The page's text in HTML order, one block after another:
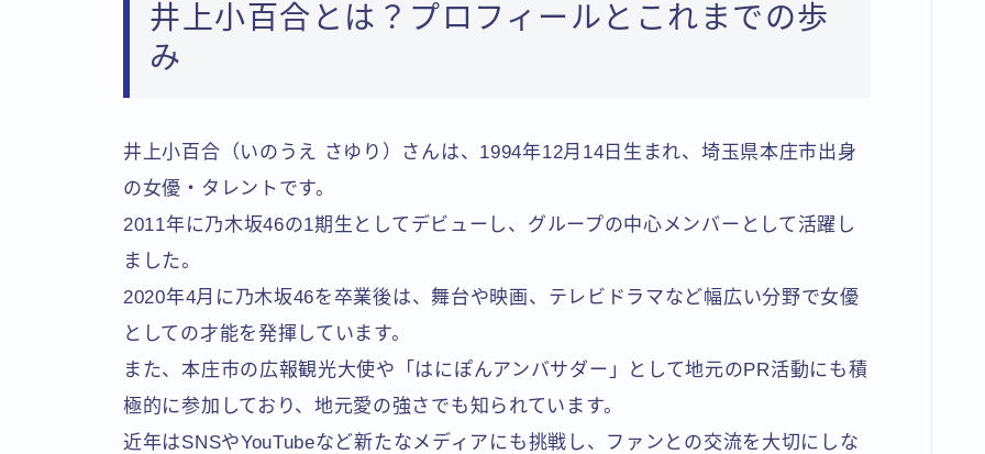
井上小百合とは？プロフィールとこれまでの歩
み
井上小百合（いのうえ さゆり）さんは、1994年12月14日生まれ、埼玉県本庄市出身
の女優・タレントです。
2011年に乃木坂46の1期生としてデビューし、グループの中心メンバーとして活躍し
ました。
2020年4月に乃木坂46を卒業後は、舞台や映画、テレビドラマなど幅広い分野で女優
としての才能を発揮しています。
また、本庄市の広報観光大使や「はにぽんアンバサダー」として地元のPR活動にも積
極的に参加しており、地元愛の強さでも知られています。
近年はSNSやYouTubeなど新たなメディアにも挑戦し、ファンとの交流を大切にしな